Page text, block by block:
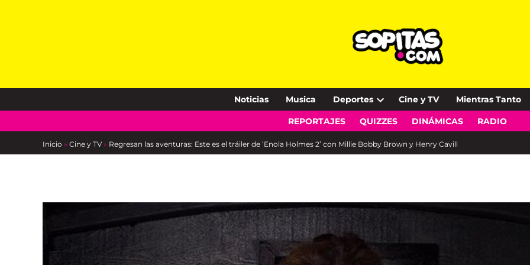
Noticias Musica Deportes
Open
dropdown
Cine y TV Mientras Tanto
REPORTAJES QUIZZES DINÁMICAS RADIO
Inicio » Cine y TV » Regresan las aventuras: Este es el tráiler de ‘Enola Holmes 2’ con Millie Bobby Brown y Henry Cavill